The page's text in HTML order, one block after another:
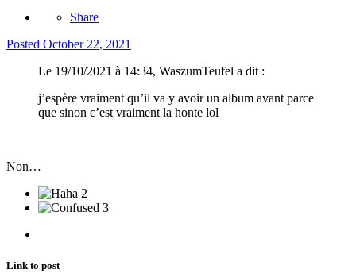
Share
Posted October 22, 2021
Le 19/10/2021 à 14:34, WaszumTeufel a dit :
j’espère vraiment qu’il va y avoir un album avant parce
que sinon c’est vraiment la honte lol
Non…
2
3
Link to post